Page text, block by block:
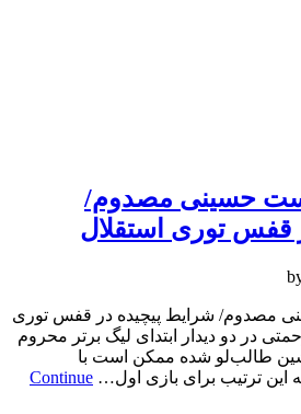
حسینی مصدوم/
قفس توری استقلال
مصدوم/ شرایط پیچیده در قفس توری
در دو دیدار ابتدای لیگ برتر محروم
طالب‌لو شده ممکن است با
این ترتیب برای بازی اول… Continue